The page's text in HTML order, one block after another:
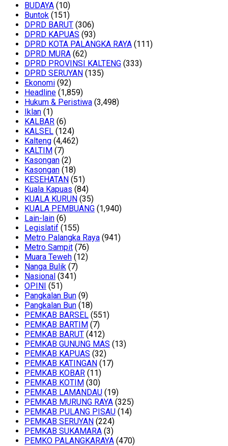
BUDAYA (10)
Buntok (151)
DPRD BARUT (306)
DPRD KAPUAS (93)
DPRD KOTA PALANGKA RAYA (111)
DPRD MURA (62)
DPRD PROVINSI KALTENG (333)
DPRD SERUYAN (135)
Ekonomi (92)
Headline (1,859)
Hukum & Peristiwa (3,498)
Iklan (1)
KALBAR (6)
KALSEL (124)
Kalteng (4,462)
KALTIM (7)
Kasongan (2)
Kasongan (18)
KESEHATAN (51)
Kuala Kapuas (84)
KUALA KURUN (35)
KUALA PEMBUANG (1,940)
Lain-lain (6)
Legislatif (155)
Metro Palangka Raya (941)
Metro Sampit (76)
Muara Teweh (12)
Nanga Bulik (7)
Nasional (341)
OPINI (51)
Pangkalan Bun (9)
Pangkalan Bun (18)
PEMKAB BARSEL (551)
PEMKAB BARTIM (7)
PEMKAB BARUT (412)
PEMKAB GUNUNG MAS (13)
PEMKAB KAPUAS (32)
PEMKAB KATINGAN (17)
PEMKAB KOBAR (11)
PEMKAB KOTIM (30)
PEMKAB LAMANDAU (19)
PEMKAB MURUNG RAYA (325)
PEMKAB PULANG PISAU (14)
PEMKAB SERUYAN (224)
PEMKAB SUKAMARA (3)
PEMKO PALANGKARAYA (470)